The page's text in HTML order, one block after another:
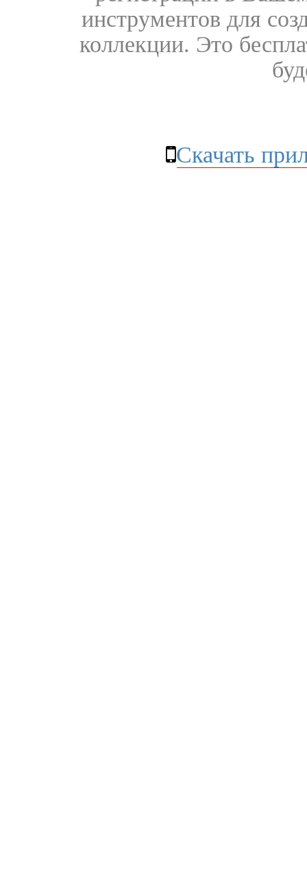
инструментов для
коллекции. Это
Скачать